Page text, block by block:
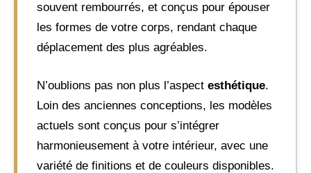
souvent rembourrés, et conçus pour épouser
les formes de votre corps, rendant chaque
déplacement des plus agréables.
N’oublions pas non plus l’aspect esthétique.
Loin des anciennes conceptions, les modèles
actuels sont conçus pour s’intégrer
harmonieusement à votre intérieur, avec une
variété de finitions et de couleurs disponibles.